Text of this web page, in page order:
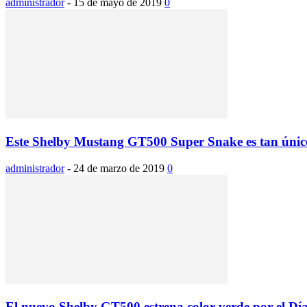
administrador - 15 de mayo de 2019 0
Este Shelby Mustang GT500 Super Snake es tan
administrador - 24 de marzo de 2019 0